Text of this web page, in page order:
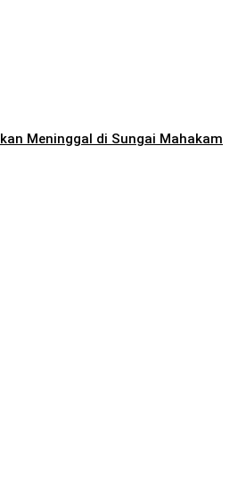
Meninggal di Sungai Mahakam